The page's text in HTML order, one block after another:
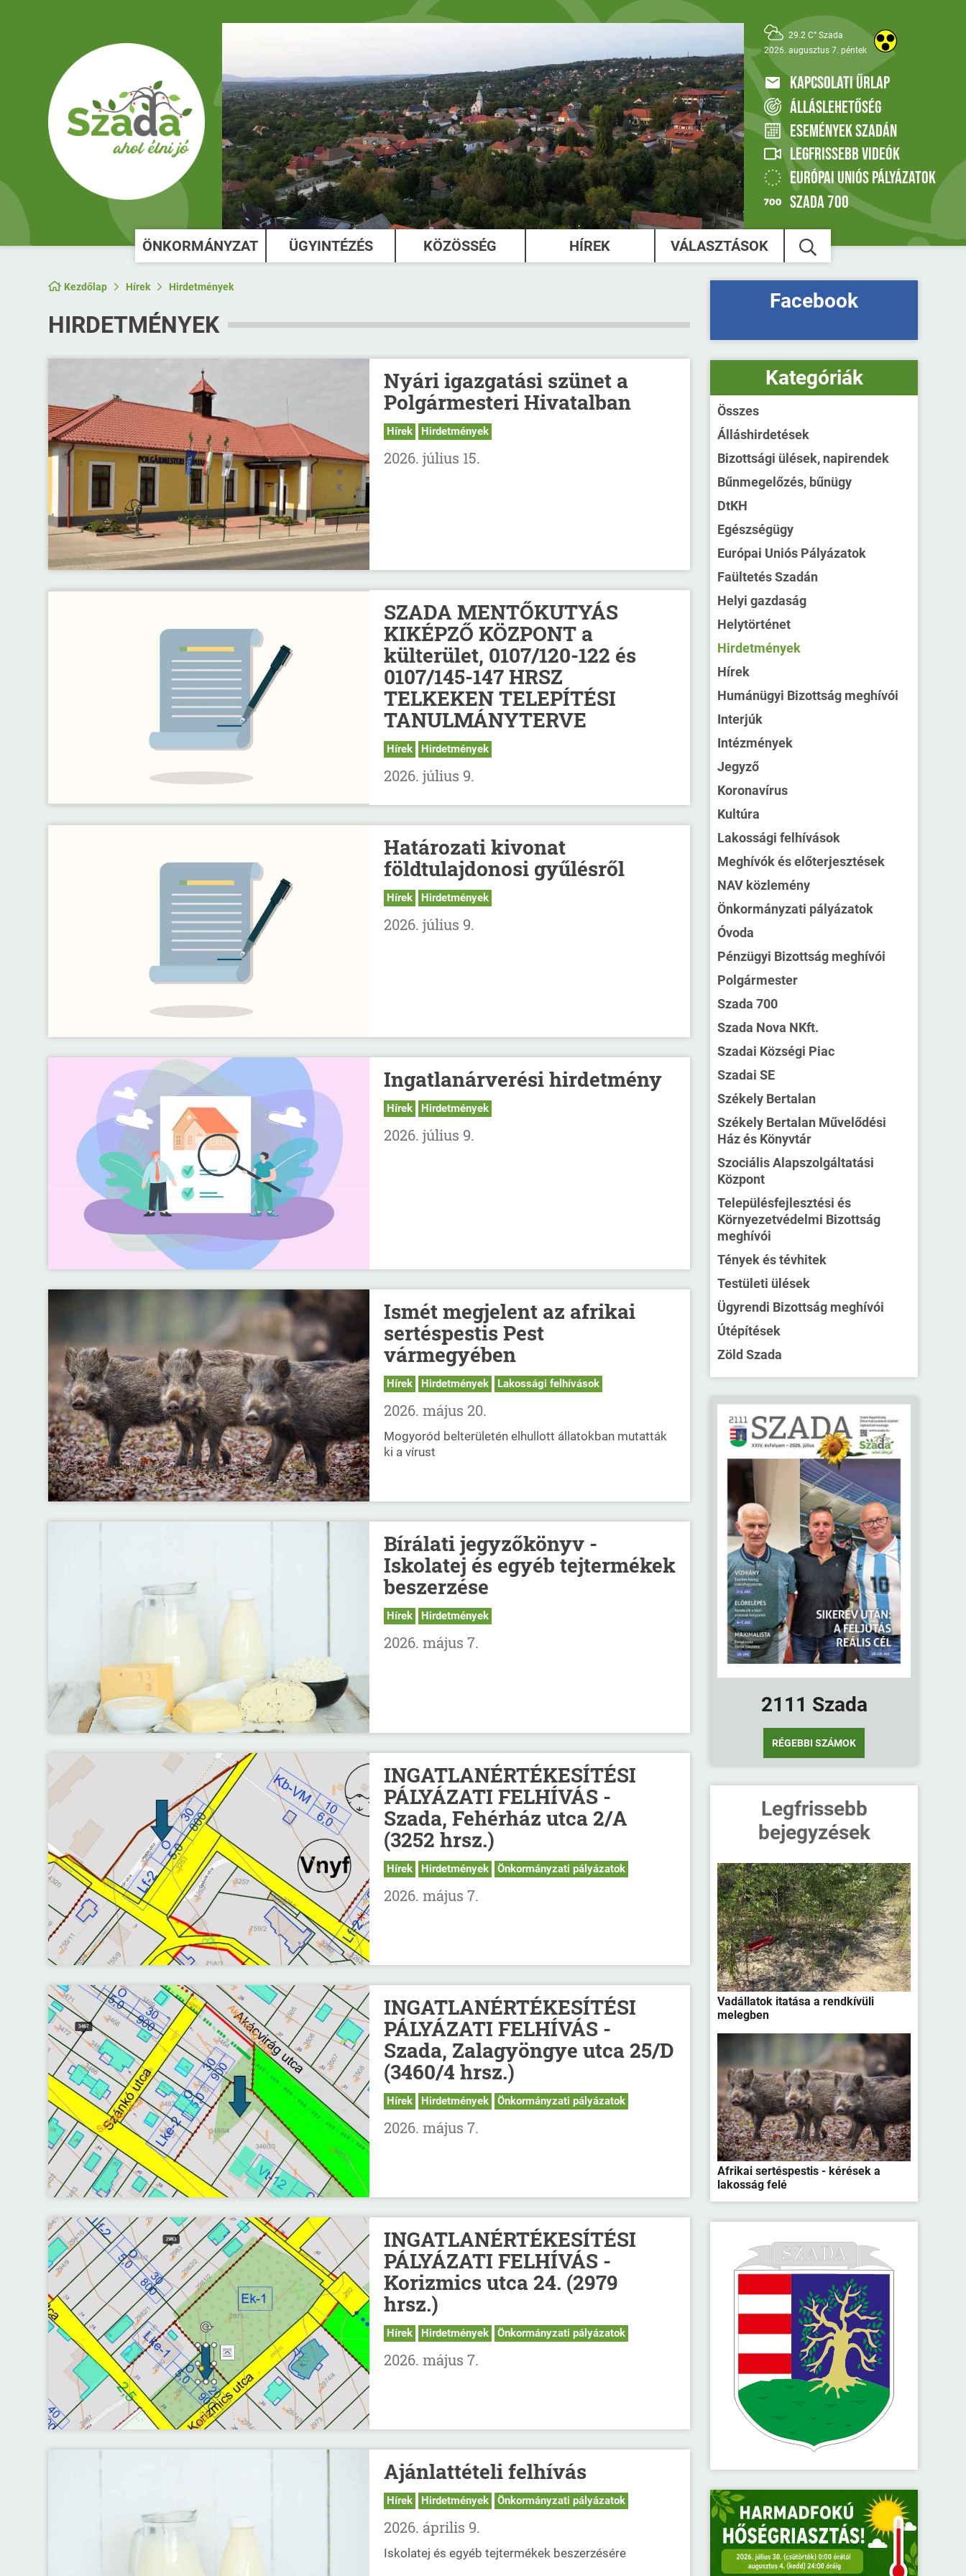
29.2 C° Szada
2026. augusztus 7. péntek
KAPCSOLATI ŰRLAP
ÁLLÁSLEHETŐSÉG
ESEMÉNYEK SZADÁN
LEGFRISSEBB VIDEÓK
EURÓPAI UNIÓS PÁLYÁZATOK
SZADA 700
ÖNKORMÁNYZAT ÜGYINTÉZÉS KÖZÖSSÉG HÍREK VÁLASZTÁSOK
Kezdőlap Hírek Hirdetmények
HIRDETMÉNYEK
Nyári igazgatási szünet a
Polgármesteri Hivatalban
Hírek Hirdetmények
2026. július 15.
SZADA MENTŐKUTYÁS
KIKÉPZŐ KÖZPONT a
külterület, 0107/120-122 és
0107/145-147 HRSZ
TELKEKEN TELEPÍTÉSI
TANULMÁNYTERVE
Hírek Hirdetmények
2026. július 9.
Határozati kivonat
földtulajdonosi gyűlésről
Hírek Hirdetmények
2026. július 9.
Ingatlanárverési hirdetmény
Hírek Hirdetmények
2026. július 9.
Ismét megjelent az afrikai
sertéspestis Pest
vármegyében
Hírek Hirdetmények Lakossági felhívások
2026. május 20.
Mogyoród belterületén elhullott állatokban mutatták
ki a vírust
Bírálati jegyzőkönyv -
Iskolatej és egyéb tejtermékek
beszerzése
Hírek Hirdetmények
2026. május 7.
INGATLANÉRTÉKESÍTÉSI
PÁLYÁZATI FELHÍVÁS -
Szada, Fehérház utca 2/A
(3252 hrsz.)
Hírek Hirdetmények Önkormányzati pályázatok
2026. május 7.
INGATLANÉRTÉKESÍTÉSI
PÁLYÁZATI FELHÍVÁS -
Szada, Zalagyöngye utca 25/D
(3460/4 hrsz.)
Hírek Hirdetmények Önkormányzati pályázatok
2026. május 7.
INGATLANÉRTÉKESÍTÉSI
PÁLYÁZATI FELHÍVÁS -
Korizmics utca 24. (2979
hrsz.)
Hírek Hirdetmények Önkormányzati pályázatok
2026. május 7.
Ajánlattételi felhívás
Hírek Hirdetmények Önkormányzati pályázatok
2026. április 9.
Iskolatej és egyéb tejtermékek beszerzésére
Facebook
Kategóriák
Összes
Álláshirdetések
Bizottsági ülések, napirendek
Bűnmegelőzés, bűnügy
DtKH
Egészségügy
Európai Uniós Pályázatok
Faültetés Szadán
Helyi gazdaság
Helytörténet
Hirdetmények
Hírek
Humánügyi Bizottság meghívói
Interjúk
Intézmények
Jegyző
Koronavírus
Kultúra
Lakossági felhívások
Meghívók és előterjesztések
NAV közlemény
Önkormányzati pályázatok
Óvoda
Pénzügyi Bizottság meghívói
Polgármester
Szada 700
Szada Nova NKft.
Szadai Községi Piac
Szadai SE
Székely Bertalan
Székely Bertalan Művelődési
Ház és Könyvtár
Szociális Alapszolgáltatási
Központ
Településfejlesztési és
Környezetvédelmi Bizottság
meghívói
Tények és tévhitek
Testületi ülések
Ügyrendi Bizottság meghívói
Útépítések
Zöld Szada
2111 Szada
RÉGEBBI SZÁMOK
Legfrissebb
bejegyzések
Vadállatok itatása a rendkívüli
melegben
Afrikai sertéspestis - kérések a
lakosság felé